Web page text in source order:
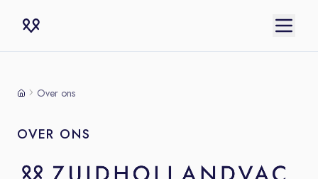
Over ons
OVER ONS